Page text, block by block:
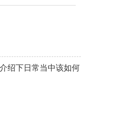
绍下日常当中该如何